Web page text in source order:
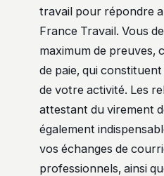
travail pour répondre
France Travail. Vous
maximum de preuves,
de paie, qui
de votre activité. Les
attestant du virement
également
vos échanges de
professionnels, ainsi